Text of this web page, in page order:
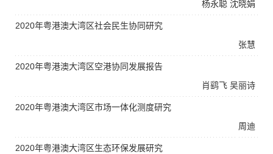
杨永聪 沈晓娟
张慧
2020年粤港澳大湾区社会民生协同研究
肖鹞飞 吴丽诗
2020年粤港澳大湾区空港协同发展报告
周迪
2020年粤港澳大湾区市场一体化测度研究
2020年粤港澳大湾区生态环保发展研究